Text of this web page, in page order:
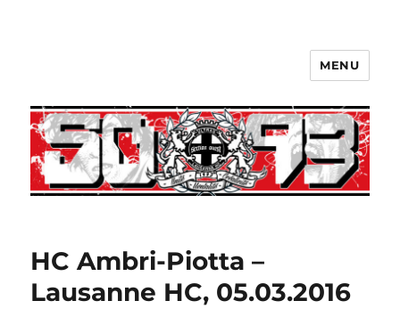
MENU
HC Ambri-Piotta –
Lausanne HC, 05.03.2016